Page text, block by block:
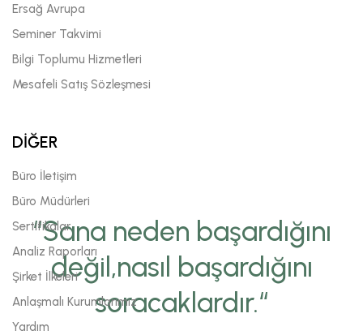
“Sana neden başardığını
değil,nasıl başardığını
soracaklardır.“
Ersağ Avrupa
Seminer Takvimi
Bilgi Toplumu Hizmetleri
Mesafeli Satış Sözleşmesi
DİĞER
Büro İletişim
Büro Müdürleri
Sertifikalar
Analiz Raporları
Şirket İlkeleri
Anlaşmalı Kurumlarımız
Yardım